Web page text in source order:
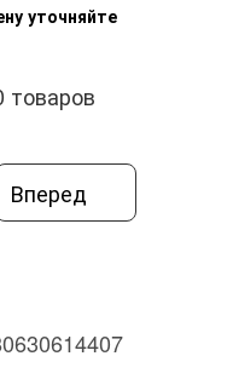
уточняйте
товаров
Вперед